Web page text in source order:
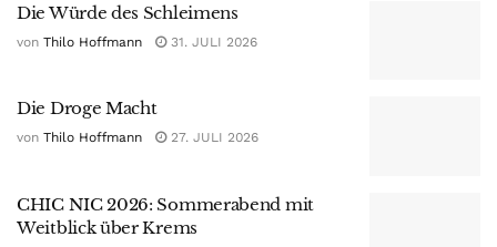
Die Würde des Schleimens
von Thilo Hoffmann 31. JULI 2026
Die Droge Macht
von Thilo Hoffmann 27. JULI 2026
CHIC NIC 2026: Sommerabend mit
Weitblick über Krems